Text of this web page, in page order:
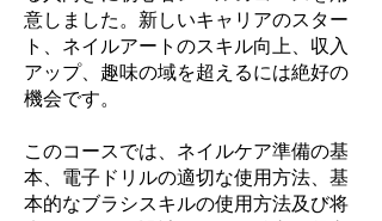
意しました。新しいキャリアのスター
ト、ネイルアートのスキル向上、収入
アップ、趣味の域を超えるには絶好の
機会です。
このコースでは、ネイルケア準備の基
本、電子ドリルの適切な使用方法、基
本的なブラシスキルの使用方法及び将